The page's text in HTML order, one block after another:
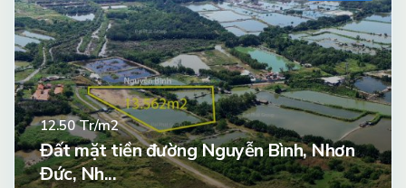
12.50Tr/m2
Đất mặt tiền đường Nguyễn Bình, Nhơn
Đức, Nh...